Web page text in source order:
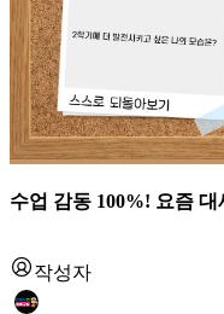
수업 감동 100%! 요즘
작성자